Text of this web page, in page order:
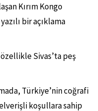
Kırım Kongo
bir açıklama
Sivas’ta peş
Türkiye’nin coğrafi
koşullara sahip